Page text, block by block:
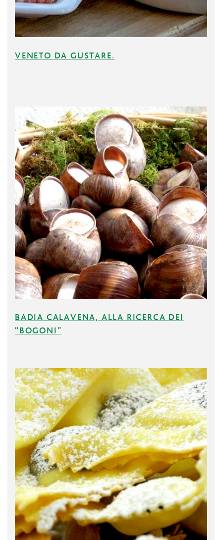
VENETO DA GUSTARE.
BADIA CALAVENA, ALLA RICERCA DEI
“BOGONI”